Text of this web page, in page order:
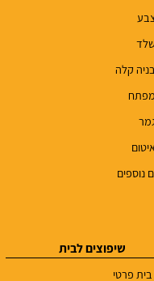
קלה
נוספים
שיפוצים לבית
פרטי